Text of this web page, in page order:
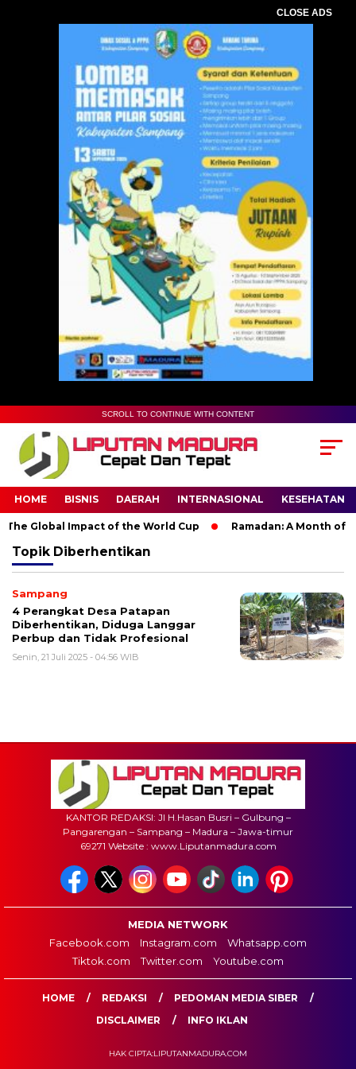
CLOSE ADS
SCROLL TO CONTINUE WITH CONTENT
HOME BISNIS DAERAH INTERNASIONAL KESEHATAN
Global Impact of the World Cup Ramadan: A Month of
Topik Diberhentikan
Sampang
4 Perangkat Desa Patapan
Diberhentikan, Diduga Langgar
Perbup dan Tidak Profesional
Senin, 21 Juli 2025 - 04:56 WIB
KANTOR REDAKSI: Jl H.Hasan Busri – Gulbung –
Pangarengan – Sampang – Madura – Jawa-timur
69271 Website : www.Liputanmadura.com
MEDIA NETWORK
Facebook.com
Instagram.com
Whatsapp.com
Tiktok.com
Twitter.com Youtube.com
HOME REDAKSI
PEDOMAN MEDIA SIBER
DISCLAIMER
INFO IKLAN
HAK CIPTA:LIPUTANMADURA.COM